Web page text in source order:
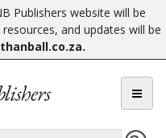
Publishers website will be
and updates will be
.